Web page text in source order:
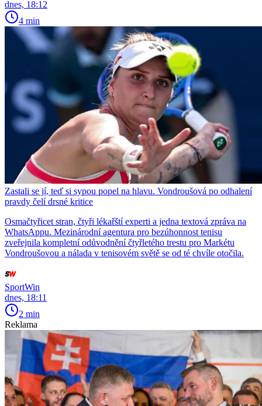
dnes, 18:12
4 min
Zastali se jí, teď si sypou popel na hlavu. Vondroušová po odhalení
pravdy čelí drsné kritice
Osmačtyřicet stran, čtyři lékařští experti a jedna textová zpráva na
WhatsAppu. Mezinárodní agentura pro bezúhonnost tenisu
zveřejnila kompletní odůvodnění čtyřletého trestu pro Markétu
Vondroušovou a nálada v tenisovém světě se od té chvíle otočila.
SportWin
dnes, 18:11
2 min
Reklama